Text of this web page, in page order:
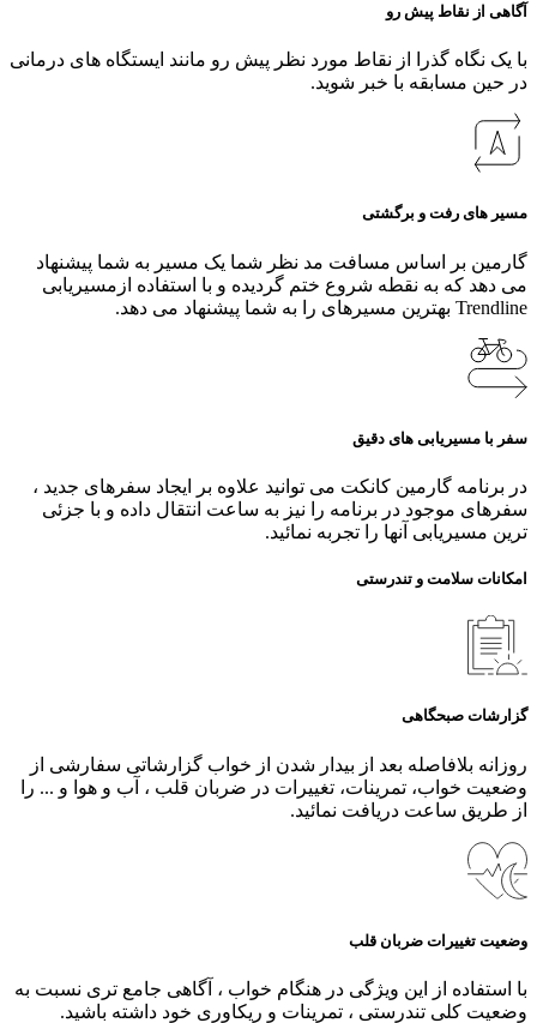
آگاهی از نقاط پیش رو
با یک نگاه گذرا از نقاط مورد نظر پیش رو مانند ایستگاه های درمانی
در حین مسابقه با خبر شوید.
مسیر های رفت و برگشتی
گارمین بر اساس مسافت مد نظر شما یک مسیر به شما پیشنهاد
می دهد که به نقطه شروع ختم گردیده و با استفاده ازمسیریابی
Trendline بهترین مسیرهای را به شما پیشنهاد می دهد.
سفر با مسیریابی های دقیق
در برنامه گارمین کانکت می توانید علاوه بر ایجاد سفرهای جدید ،
سفرهای موجود در برنامه را نیز به ساعت انتقال داده و با جزئی
ترین مسیریابی آنها را تجربه نمائید.
امکانات سلامت و تندرستی
گزارشات صبحگاهی
روزانه بلافاصله بعد از بیدار شدن از خواب گزارشاتی سفارشی از
وضعیت خواب، تمرینات، تغییرات در ضربان قلب ، آب و هوا و ... را
از طریق ساعت دریافت نمائید.
وضعیت تغییرات ضربان قلب
با استفاده از این ویژگی در هنگام خواب ، آگاهی جامع تری نسبت به
وضعیت کلی تندرستی ، تمرینات و ریکاوری خود داشته باشید.